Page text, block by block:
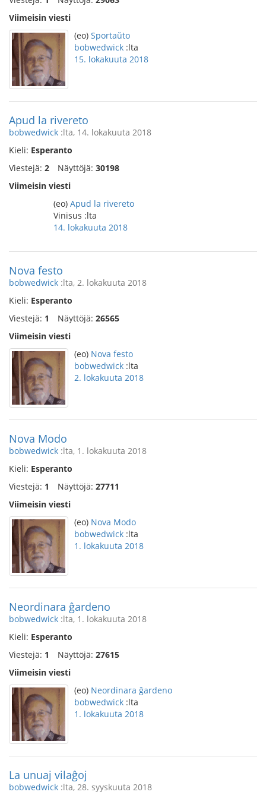
Viimeisin viesti
(eo) Sportaŭto
bobwedwick :lta
15. lokakuuta 2018
Apud la rivereto
bobwedwick :lta, 14. lokakuuta 2018
Kieli: Esperanto
Viestejä: 2 Näyttöjä: 30198
Viimeisin viesti
(eo) Apud la rivereto
Vinisus :lta
14. lokakuuta 2018
Nova festo
bobwedwick :lta, 2. lokakuuta 2018
Kieli: Esperanto
Viestejä: 1 Näyttöjä: 26565
Viimeisin viesti
(eo) Nova festo
bobwedwick :lta
2. lokakuuta 2018
Nova Modo
bobwedwick :lta, 1. lokakuuta 2018
Kieli: Esperanto
Viestejä: 1 Näyttöjä: 27711
Viimeisin viesti
(eo) Nova Modo
bobwedwick :lta
1. lokakuuta 2018
Neordinara ĝardeno
bobwedwick :lta, 1. lokakuuta 2018
Kieli: Esperanto
Viestejä: 1 Näyttöjä: 27615
Viimeisin viesti
(eo) Neordinara ĝardeno
bobwedwick :lta
1. lokakuuta 2018
La unuaj vilaĝoj
bobwedwick :lta, 28. syyskuuta 2018